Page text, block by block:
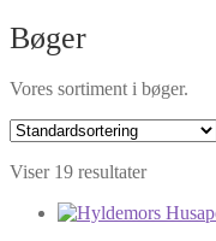
Bøger
Vores sortiment i bøger.
Viser 19 resultater